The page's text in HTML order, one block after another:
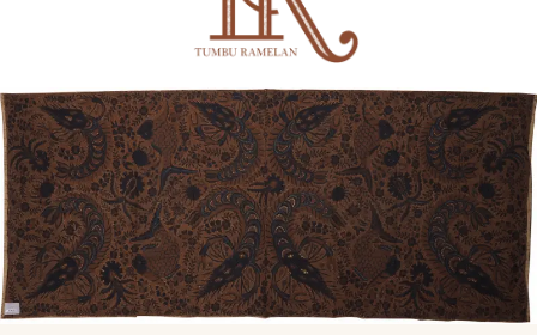
PROFIL
INSAN
BATIK
KAMUS
BATIK
KATALOG
BATIK
TANYA